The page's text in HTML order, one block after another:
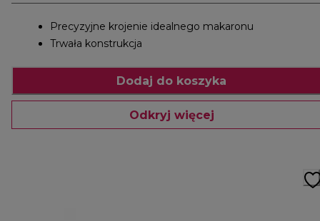
Precyzyjne krojenie idealnego makaronu
Trwała konstrukcja
Dodaj do koszyka
Odkryj więcej